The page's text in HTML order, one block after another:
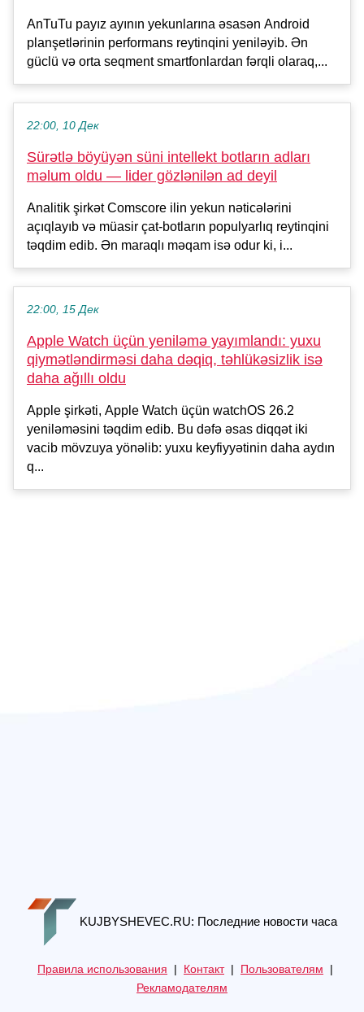
AnTuTu payız ayının yekunlarına əsasən Android
planşetlərinin performans reytinqini yeniləyib. Ən
güclü və orta seqment smartfonlardan fərqli olaraq,...
22:00, 10 Дек
Sürətlə böyüyən süni intellekt botların adları
məlum oldu — lider gözlənilən ad deyil
Analitik şirkət Comscore ilin yekun nəticələrini
açıqlayıb və müasir çat-botların populyarlıq reytinqini
təqdim edib. Ən maraqlı məqam isə odur ki, i...
22:00, 15 Дек
Apple Watch üçün yeniləmə yayımlandı: yuxu
qiymətləndirməsi daha dəqiq, təhlükəsizlik isə
daha ağıllı oldu
Apple şirkəti, Apple Watch üçün watchOS 26.2
yeniləməsini təqdim edib. Bu dəfə əsas diqqət iki
vacib mövzuya yönəlib: yuxu keyfiyyətinin daha aydın
q...
KUJBYSHEVEC.RU: Последние новости часа
Правила использования Контакт| Пользователям
Рекламодателям